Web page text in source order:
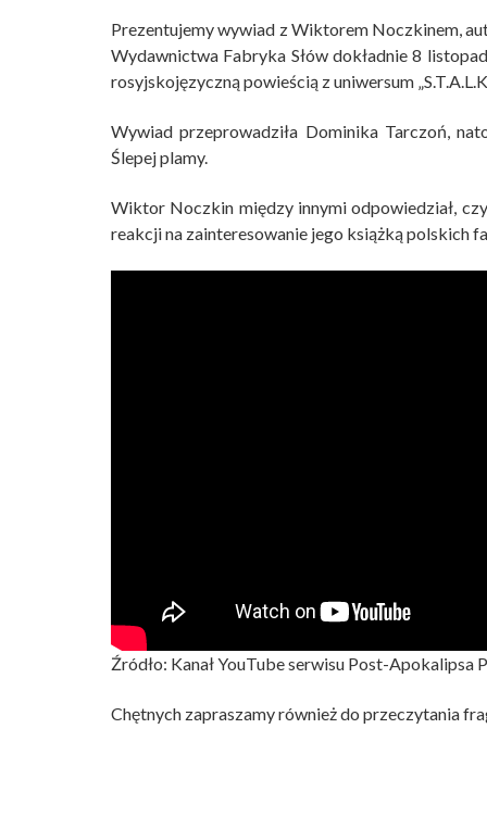
Prezentujemy wywiad z Wiktorem Noczkinem,
Wydawnictwa Fabryka Słów dokładnie 8
rosyjskojęzyczną powieścią z uniwersum
Wywiad przeprowadziła Dominika Tarczoń,
Ślepej plamy.
Wiktor Noczkin między innymi odpowiedział,
reakcji na zainteresowanie jego książką polskich
Źródło: Kanał YouTube serwisu Post-Apokalipsa
Chętnych zapraszamy również do przeczytania